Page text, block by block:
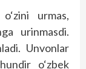
urmas,
urinmasdi.
Unvonlar
o‘zbek